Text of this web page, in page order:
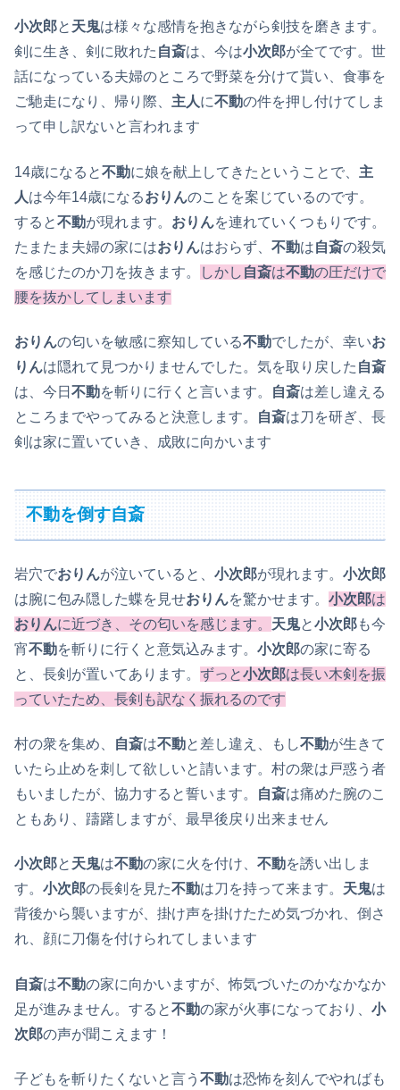
小次郎と 天鬼は様々な感情を抱きながら剣技を磨きます。
剣に生き、剣に敗れた 自斎は、今は小次郎が全てです。世
話になっている夫婦のところで野菜を分けて貰い、食事を
ご馳走になり、帰り際、 主人に不動の件を押し付けてしま
って申し訳ないと言われます
14歳になると不動に娘を献上してきたということで、 主
人は今年14歳になるおりんのことを案じているのです。
すると不動が現れます。 おりんを連れていくつもりです。
たまたま夫婦の家にはおりんはおらず、 不動は自斎の殺気
を感じたのか刀を抜きます。
しかし 自斎は不動の圧だけで
腰を抜かしてしまいます
おりんの匂いを敏感に察知している不動でしたが、幸いお
りんは隠れて見つかりませんでした。気を取り戻した 自斎
は、今日 不動を斬りに行くと言います。 自斎は差し違える
ところまでやってみると決意します。
自斎は刀を研ぎ、長
剣は家に置いていき、成敗に向かいます
不動を倒す自斎
岩穴でおりんが泣いていると、 小次郎が現れます。 小次郎
は腕に包み隠した蝶を見せおりんを驚かせます。 小次郎は
おりんに近づき、その匂いを感じます。 天鬼と小次郎も今
宵不動を斬りに行くと意気込みます。 小次郎の家に寄る
と、長剣が置いてあります。 ずっと小次郎は長い木剣を振
っていたため、長剣も訳なく振れるのです
村の衆を集め、 自斎は不動と差し違え、もし不動が生きて
いたら止めを刺して欲しいと請います。村の衆は戸惑う者
もいましたが、協力すると誓います。
自斎は痛めた腕のこ
ともあり、躊躇しますが、最早後戻り出来ません
小次郎と 天鬼は不動の家に火を付け、 不動を誘い出しま
す。 小次郎の長剣を見た不動は刀を持って来ます。 天鬼は
背後から襲いますが、掛け声を掛けたため気づかれ、倒さ
れ、顔に刀傷を付けられてしまいます
自斎は不動の家に向かいますが、怖気づいたのかなかなか
足が進みません。すると不動の家が火事になっており、 小
次郎の声が聞こえます！
子どもを斬りたくないと言う 不動は恐怖を刻んでやればも